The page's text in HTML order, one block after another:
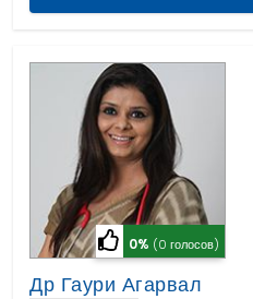
0% (0 голосов)
Др Гаури Агарвал